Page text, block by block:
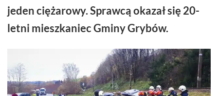
jeden ciężarowy. Sprawcą okazał się 20-
letni mieszkaniec Gminy Grybów.